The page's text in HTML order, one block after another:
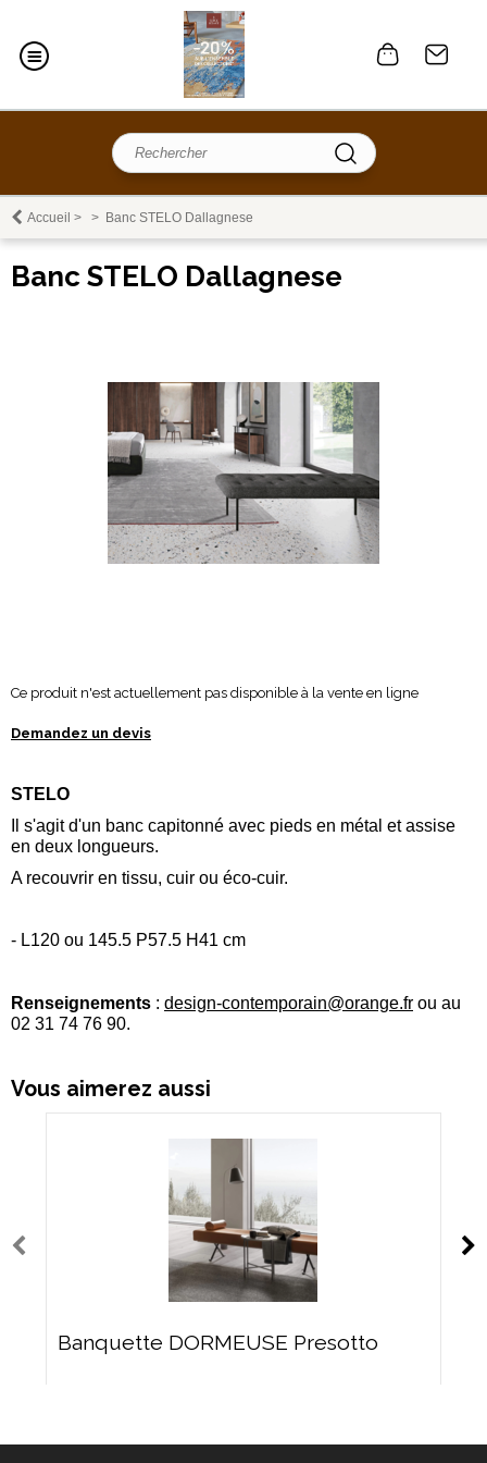
Accueil > > Banc STELO Dallagnese
Banc STELO Dallagnese
Ce produit n'est actuellement pas disponible à la vente en ligne
Demandez un devis
STELO
Il s'agit d'un banc capitonné avec pieds en métal et assise
en deux longueurs.
A recouvrir en tissu, cuir ou éco-cuir.
- L120 ou 145.5 P57.5 H41 cm
Renseignements : design-contemporain@orange.fr ou au
02 31 74 76 90.
Vous aimerez aussi
Banquette DORMEUSE Presotto